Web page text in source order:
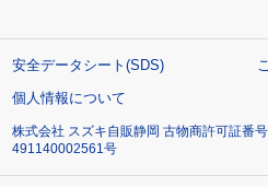
安全データシート(SDS)
個人情報について
株式会社 スズキ自販静岡 古物商許可証番
491140002561号